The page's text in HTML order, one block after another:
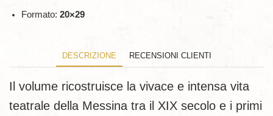
Formato: 20×29
DESCRIZIONE RECENSIONI CLIENTI
Il volume ricostruisce la vivace e intensa vita
teatrale della Messina tra il XIX secolo e i primi